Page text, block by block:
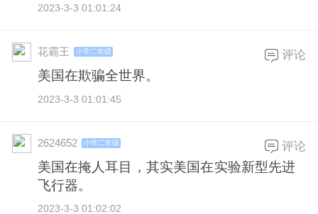
2023-3-3 01:01:24
花霸王 小学二年级
美国在欺骗全世界。
2023-3-3 01:01:45
评论
2624652 小学二年级
美国在掩人耳目，其实美国在实验新型先进
飞行器。
2023-3-3 01:02:02
评论